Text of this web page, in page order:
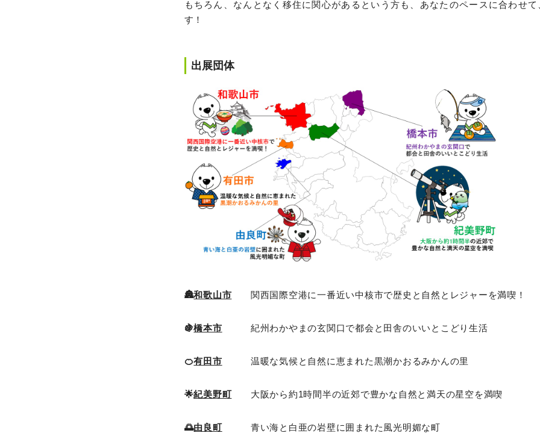
もちろん、なんとなく移住に関心があるという方も、あなたのペースに合わせ
す！
出展団体
🏯和歌山市 関西国際空港に一番近い中核市で歴史と自然とレジャーを満喫！
🍇橋本市 紀州わかやまの玄関口で都会と田舎のいいとこどり生活
🍊有田市 温暖な気候と自然に恵まれた黒潮かおるみかんの里
🌟紀美野町大阪から約1時間半の近郊で豊かな自然と満天の星空を満喫
🌅由良町青い海と白亜の岩壁に囲まれた風光明媚な町